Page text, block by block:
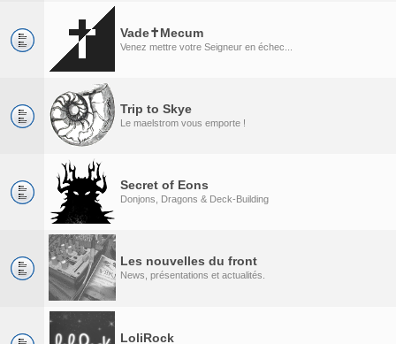
Vade✝Mecum
Venez mettre votre Seigneur en échec...
Trip to Skye
Le maelstrom vous emporte !
Secret of Eons
Donjons, Dragons & Deck-Building
Les nouvelles du front
News, présentations et actualités.
LoliRock